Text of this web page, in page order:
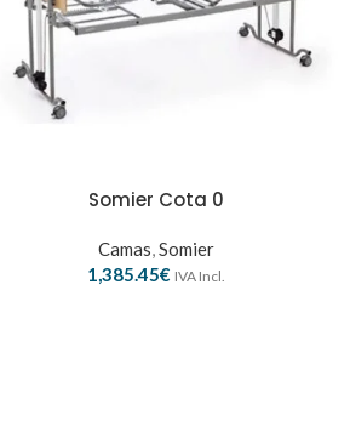
Somier Cota 0
Camas,Somier
1,385.45€ IVA Incl.